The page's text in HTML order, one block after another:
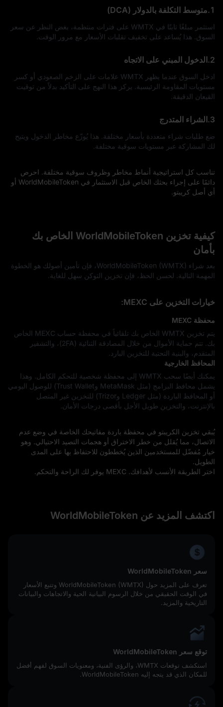
1.متوسط التكلفة بالدولار (DCA)
استثمر مبلغًا ثابتًا في WMTX على فترات منتظمة، بغض النظر عن سعر
السوق. هذا يُساعد على تخفيف تقلبات الأسعار مع مرور الوقت.
2.الدخول المبني على الاتجاه
ادخل السوق عندما يظهر WMTX علامات على الزخم الصعودي أو كسر
مستويات المقاومة الرئيسية. يركز هذا النهج على التأكيد بدلاً من توقيت
القيعان الدقيقة.
3.الشراء المتدرج
ضع طلبات شراء متعددة بأسعار مختلفة. هذا يُوزّع مخاطر الدخول ويتيح
لك المشاركة عبر مستويات سوقية مختلفة.
تناسب كل استراتيجية أنماط مخاطر وظروف سوقية مختلفة. احرص
دائمًا على إجراء بحثك الخاص قبل الاستثمار في WorldMobileToken أو
أي أصل كريبتو.
كيفية تخزين WorldMobileToken الخاص بك
بأمان
بعد شراء WorldMobileToken (WMTX)، فإن تأمين أصولك هو الخطوة
المهمة التالية. لحسن الحظ، فإن تخزين التوكن سهل للغاية.
خيارات التخزين على MEXC:
محفظة MEXC
يتم تخزين WMTX الخاص بك تلقائياً في محفظة حساب MEXC الخاص
بك. تتم حماية الأموال من خلال المصادقة الثنائية (2FA)، والتشفير
المتقدم، والبنية التحتية للتخزين البارد.
المحافظ الخارجية
يمكنك أيضًا سحب WMTX إلى محفظة شخصية للتحكم الكامل. وهذا
يشمل محافظ البرامج (مثل MetaMask وTrust Wallet) للوصول اليومي
أو المحافظ الباردة (مثل Ledger وTrizor) للتخزين غير المتصل
بالإنترنت، والتخزين طويل الأجل بأقصى درجات الأمان.
يُبقي تخزين الكريبتو في محفظة باردة مفاتيحك الخاصة في وضع عدم
الاتصال، مما يُقلل من خطر الاختراق أو هجمات التصيد الاحتيالي. وهو
خيار مُفضّل للمستخدمين الذين يُخططون للاحتفاظ بها على المدى
الطويل.
اختر الطريقة الأنسب لأهدافك. MEXC يوفر لك الراحة والتحكم.
اكتشف المزيد عن WorldMobileToken
سعر WorldMobileToken
تعرف على المزيد حول WorldMobileToken (WMTX) وتتبع الأسعار
في الوقت الحقيقي من خلال الرسوم البيانية الحية والاتجاهات والبيانات
التاريخية والمزيد.
توقع سعر WorldMobileToken
استكشف توقعات WMTX، والرؤى الفنية، ومعنويات السوق لفهم أفضل
للمكان الذي قد يتجه إليه WorldMobileToken.